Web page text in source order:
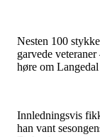
Nesten 100
garvede
høre om
Innledningsvis
han vant